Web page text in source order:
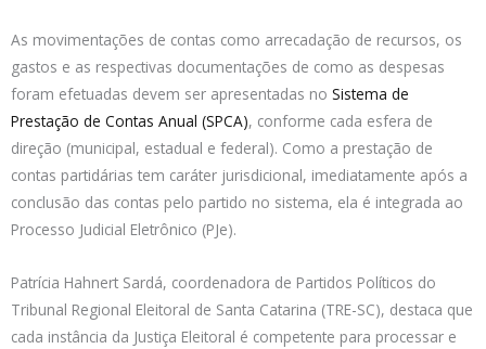
As movimentações de contas como arrecadação de recursos, os
gastos e as respectivas documentações de como as despesas
foram efetuadas devem ser apresentadas no Sistema de
Prestação de Contas Anual (SPCA), conforme cada esfera de
direção (municipal, estadual e federal). Como a prestação de
contas partidárias tem caráter jurisdicional, imediatamente após a
conclusão das contas pelo partido no sistema, ela é integrada ao
Processo Judicial Eletrônico (PJe).
Patrícia Hahnert Sardá, coordenadora de Partidos Políticos do
Tribunal Regional Eleitoral de Santa Catarina (TRE-SC), destaca que
cada instância da Justiça Eleitoral é competente para processar e